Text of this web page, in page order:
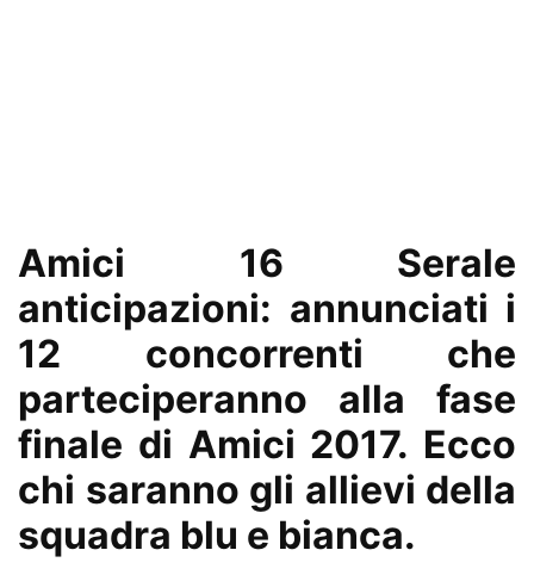
Amici 16 Serale
anticipazioni: annunciati i
12 concorrenti che
parteciperanno alla fase
finale di Amici 2017. Ecco
chi saranno gli allievi della
squadra blu e bianca.